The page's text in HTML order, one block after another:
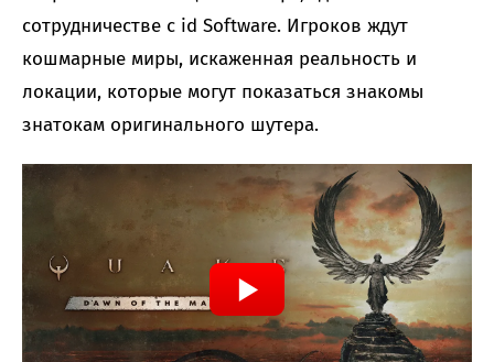
сотрудничестве с id Software. Игроков ждут
кошмарные миры, искаженная реальность и
локации, которые могут показаться знакомы
знатокам оригинального шутера.